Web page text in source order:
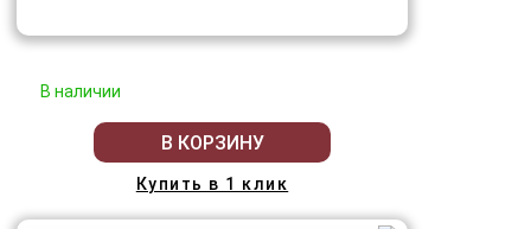
В наличии
В КОРЗИНУ
Купить в 1 клик